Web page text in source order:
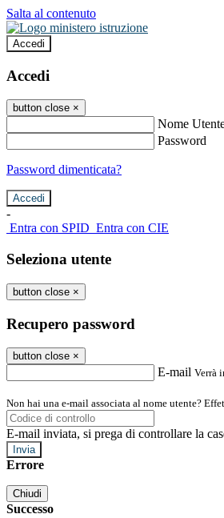
Salta al contenuto
Accedi
Accedi
button close ×
Nome
Password
Password dimenticata?
-
Entra con SPID Entra con CIE
Seleziona utente
button close ×
Recupero password
button close ×
E-mail Verrà
Non hai una e-mail associata al nome utente?
E-mail inviata, si prega di controllare la
Errore
Chiudi
Successo